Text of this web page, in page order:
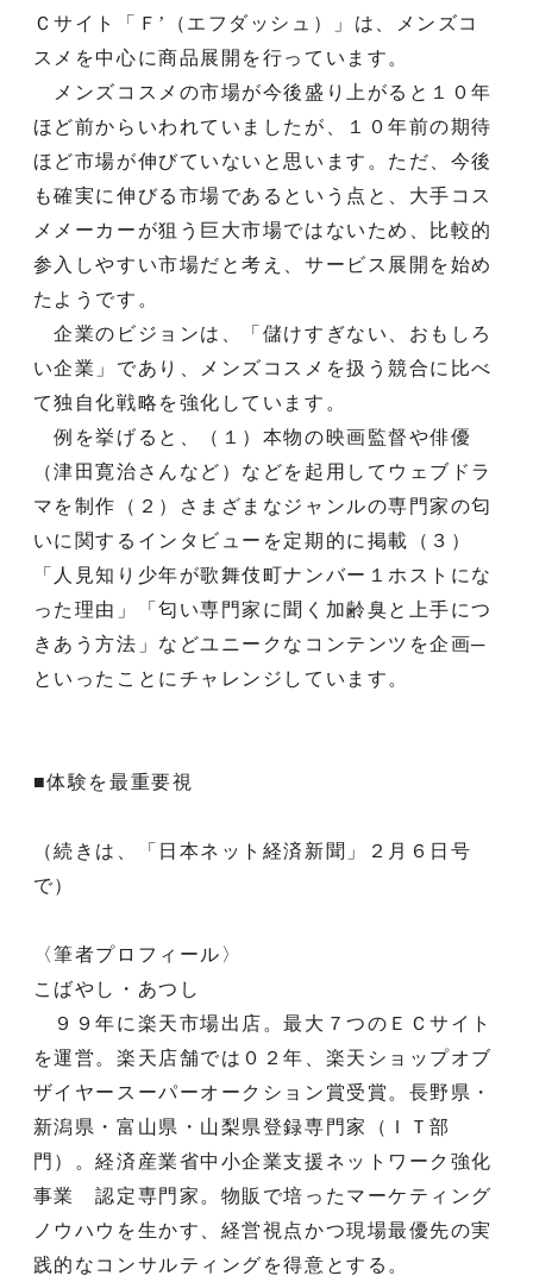
Ｃサイト「Ｆ’（エフダッシュ）」は、メンズコ
スメを中心に商品展開を行っています。
メンズコスメの市場が今後盛り上がると１０年
ほど前からいわれていましたが、１０年前の期待
ほど市場が伸びていないと思います。ただ、今後
も確実に伸びる市場であるという点と、大手コス
メメーカーが狙う巨大市場ではないため、比較的
参入しやすい市場だと考え、サービス展開を始め
たようです。
企業のビジョンは、「儲けすぎない、おもしろ
い企業」であり、メンズコスメを扱う競合に比べ
て独自化戦略を強化しています。
例を挙げると、（１）本物の映画監督や俳優
（津田寛治さんなど）などを起用してウェブドラ
マを制作（２）さまざまなジャンルの専門家の匂
いに関するインタビューを定期的に掲載（３）
「人見知り少年が歌舞伎町ナンバー１ホストにな
った理由」「匂い専門家に聞く加齢臭と上手につ
きあう方法」などユニークなコンテンツを企画─
といったことにチャレンジしています。
■体験を最重要視
（続きは、「日本ネット経済新聞」２月６日号
で）
〈筆者プロフィール〉
こばやし・あつし
９９年に楽天市場出店。最大７つのＥＣサイト
を運営。楽天店舗では０２年、楽天ショップオブ
ザイヤースーパーオークション賞受賞。長野県・
新潟県・富山県・山梨県登録専門家（ＩＴ部
門）。経済産業省中小企業支援ネットワーク強化
事業 認定専門家。物販で培ったマーケティング
ノウハウを生かす、経営視点かつ現場最優先の実
践的なコンサルティングを得意とする。